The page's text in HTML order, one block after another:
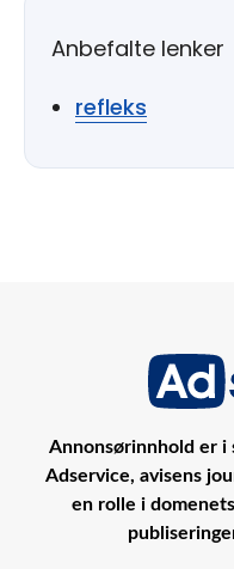
Anbefalte lenker
refleks
Annonsørinnhold er i
Adservice, avisens
en rolle i